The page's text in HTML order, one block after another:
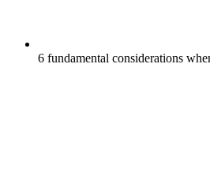
6 fundamental considerations when home buying​​​​‌